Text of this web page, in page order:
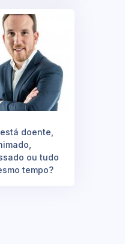
doente,
ou tudo
tempo?